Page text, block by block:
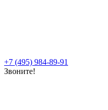
+7 (495) 984-89-91
Звоните!